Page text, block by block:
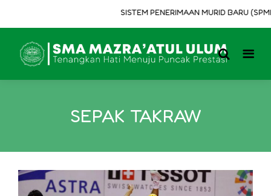
SISTEM PENERIMAAN MURID BARU
SEPAK TAKRAW